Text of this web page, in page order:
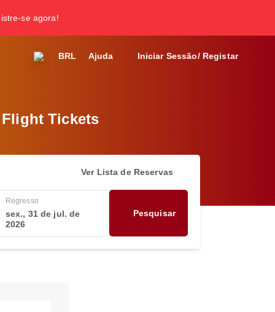
se agora!
BRL Ajuda Iniciar Sessão/ Registar
Tickets
Ver Lista de Reservas
Regresso
sex., 31 de jul. de
2026
Pesquisar